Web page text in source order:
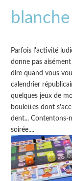
blanche
Parfois l'activité
donne pas
dire quand vous
calendrier
quelques jeux de
boulettes dont
dent... Contentons-
soirée....